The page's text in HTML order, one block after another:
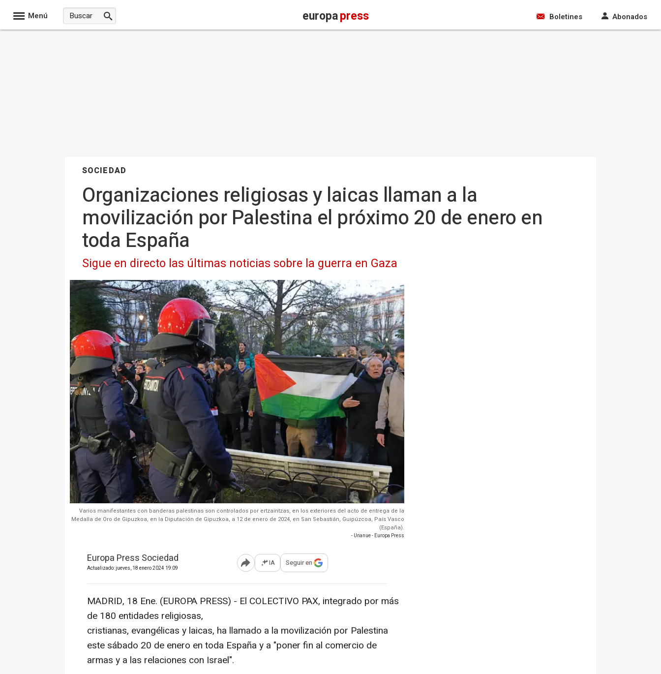
Menú europapress Boletines Abonados
SOCIEDAD
Organizaciones religiosas y laicas llaman a la
movilización por Palestina el próximo 20 de enero en
toda España
Sigue en directo las últimas noticias sobre la guerra en Gaza
Varios manifestantes con banderas palestinas son controlados por ertzaintzas, en los exteriores del acto de entrega de la
Medalla de Oro de Gipuzkoa, en la Diputación de Gipuzkoa, a 12 de enero de 2024, en San Sebastián, Guipúzcoa, País Vasco
(España).
- Unanue - Europa Press
Europa Press Sociedad
Actualizado: jueves, 18 enero 2024 19:09 Abrir opciones para compartir
IA Seguir en
MADRID, 18 Ene. (EUROPA PRESS) - El COLECTIVO PAX, integrado por más
de 180 entidades religiosas,
cristianas, evangélicas y laicas, ha llamado a la movilización por Palestina
este sábado 20 de enero en toda España y a "poner fin al comercio de
armas y a las relaciones con Israel".